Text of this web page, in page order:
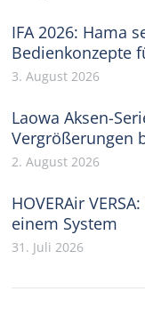
IFA 2026: Hama
Bedienkonzepte
3. August 2026
Laowa Aksen-
Vergrößerungen
2. August 2026
HOVERAir
einem System
31. Juli 2026